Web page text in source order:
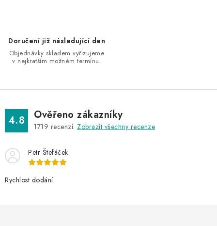
Doručení již následující den
Objednávky skladem vyřizujeme
v nejkratším možném termínu.
4.8 Ověřeno zákazníky
1719 recenzí. Zobrazit všechny recenze
Petr Štefáček
Rychlost dodání